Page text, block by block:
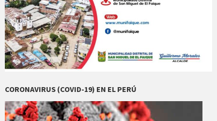
CORONAVIRUS (COVID-19) EN EL PERÚ